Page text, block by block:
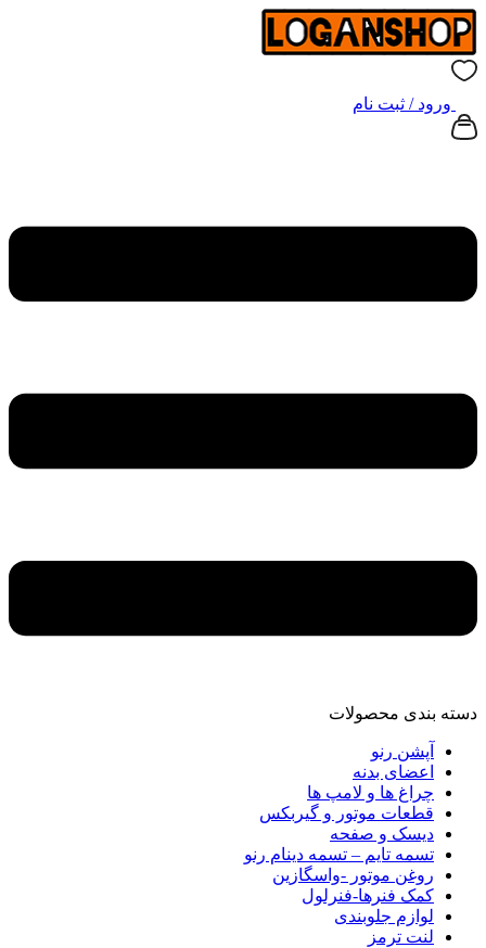
ورود / ثبت نام
دسته‌ بندی محصولات
آپشن رنو
اعضای بدنه
چراغ ها و لامپ ها
قطعات موتور و گیربکس
دیسک و صفحه
تسمه تایم – تسمه دینام رنو
روغن موتور -واسگازین
کمک فنرها-فنرلول
لوازم جلوبندی
لنت ترمز